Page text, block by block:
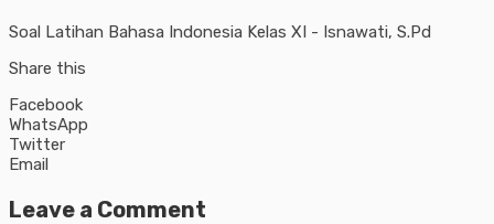
Soal Latihan Bahasa Indonesia Kelas XI - Isnawati, S.Pd
Share this
Facebook
WhatsApp
Twitter
Email
Leave a Comment